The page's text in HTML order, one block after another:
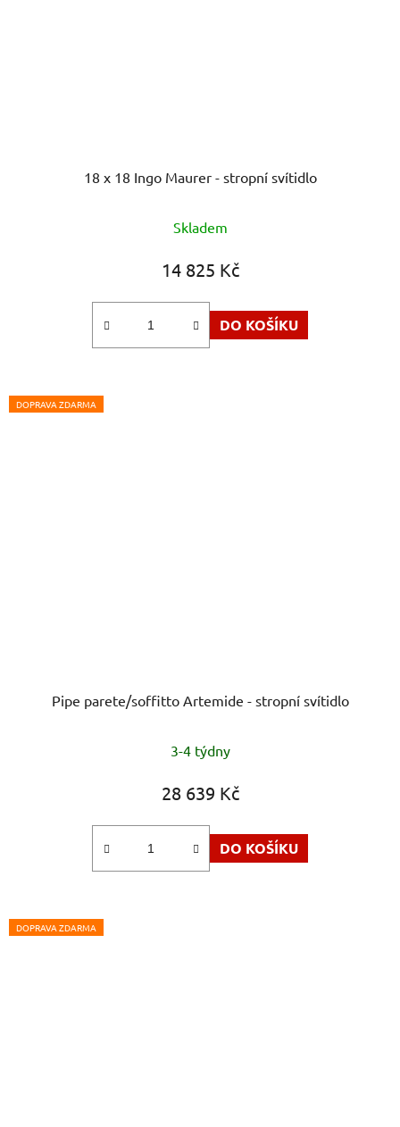
18 x 18 Ingo Maurer - stropní svítidlo
Skladem
14 825 Kč
DO KOŠÍKU
DOPRAVA ZDARMA
Pipe parete/soffitto Artemide - stropní svítidlo
3-4 týdny
28 639 Kč
DO KOŠÍKU
DOPRAVA ZDARMA